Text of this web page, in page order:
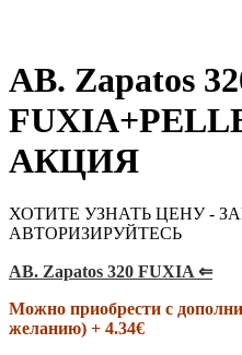
AB. Zapatos
АКЦИЯ
ХОТИТЕ УЗНАТЬ ЦЕНУ -
АВТОРИЗИРУЙТЕСЬ
AB. Zapatos 320 FUXIA ⇐
Можно приобрести с
желанию) + 4.34€